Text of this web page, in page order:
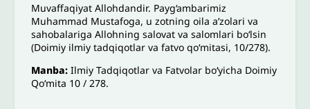
Muvaffaqiyat Allohdandir. Payg‘ambarimiz
Muhammad Mustafoga, u zotning oila a’zolari va
sahobalariga Allohning salovat va salomlari bo‘lsin
(Doimiy ilmiy tadqiqotlar va fatvo qo‘mitasi, 10/278).
Manba:Ilmiy Tadqiqotlar va Fatvolar boʻyicha Doimiy
Qoʻmita 10 / 278.